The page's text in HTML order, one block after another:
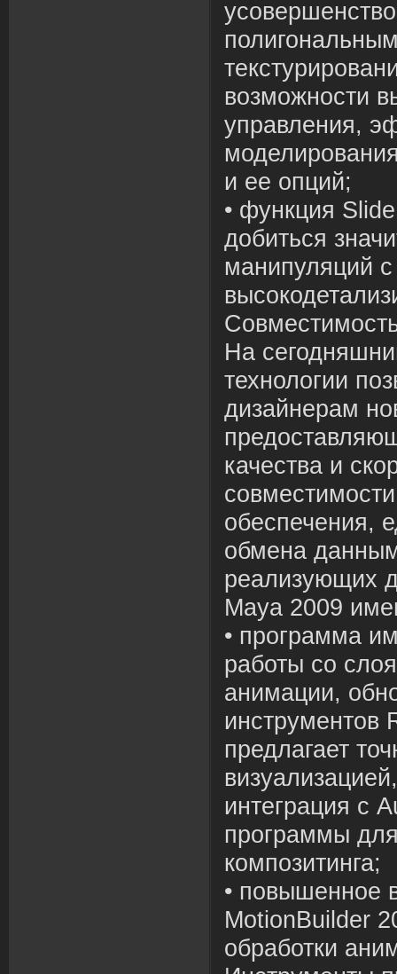
возможности
управления,
и ее опций;
• функция
добиться
манипуляций с
На
технологии
дизайнерам
качества и
обеспечения,
обмена
реализующих
Maya 2009
• программа
работы со
анимации,
инструментов
предлагает
интеграция с
программы
композитинга;
• повышенное
MotionBuilder
обработки